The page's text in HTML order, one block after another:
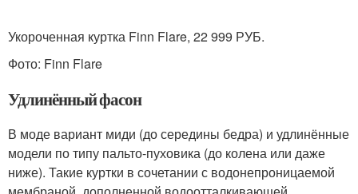
Укороченная куртка Finn Flare, 22 999 РУБ.
Фото: Finn Flare
Удлинённый фасон
В моде вариант миди (до середины бедра) и удлинённые
модели по типу пальто-пуховика (до колена или даже
ниже). Такие куртки в сочетании с водонепроницаемой